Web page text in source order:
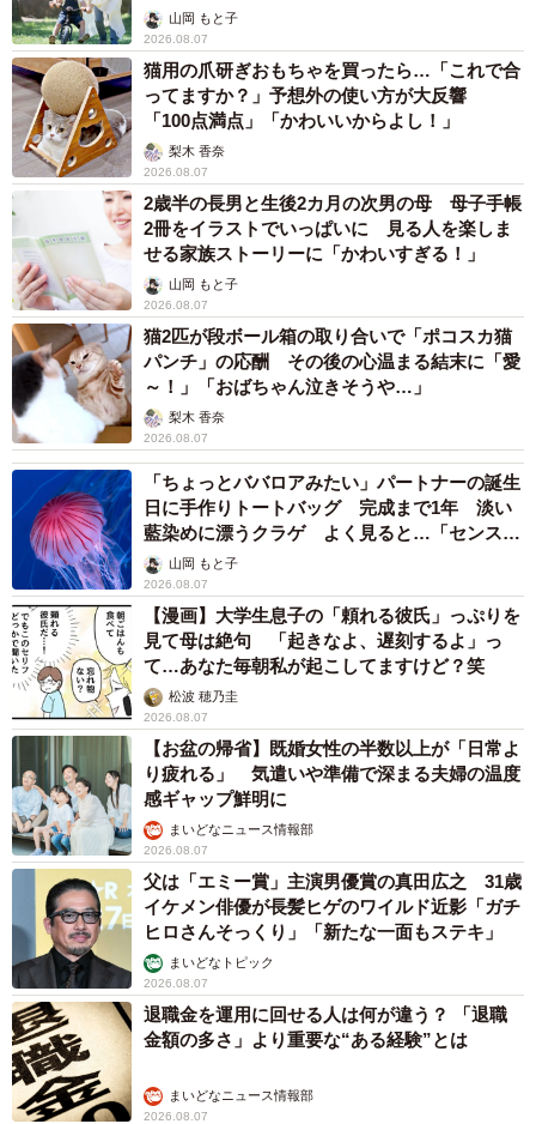
へんが…
山岡 もと子
2026.08.07
猫用の爪研ぎおもちゃを買ったら…「これで合
ってますか？」予想外の使い方が大反響
「100点満点」「かわいいからよし！」
梨木 香奈
2026.08.07
2歳半の長男と生後2カ月の次男の母 母子手帳
2冊をイラストでいっぱいに 見る人を楽しま
せる家族ストーリーに「かわいすぎる！」
山岡 もと子
2026.08.07
猫2匹が段ボール箱の取り合いで「ポコスカ猫
パンチ」の応酬 その後の心温まる結末に「愛
～！」「おばちゃん泣きそうや…」
梨木 香奈
2026.08.07
「ちょっとババロアみたい」パートナーの誕生
日に手作りトートバッグ 完成まで1年 淡い
藍染めに漂うクラゲ よく見ると…「センスす
ごい」山岡 もと子
2026.08.07
【漫画】大学生息子の「頼れる彼氏」っぷりを
見て母は絶句 「起きなよ、遅刻するよ」っ
て…あなた毎朝私が起こしてますけど？笑
松波 穂乃圭
2026.08.07
【お盆の帰省】既婚女性の半数以上が「日常よ
り疲れる」 気遣いや準備で深まる夫婦の温度
感ギャップ鮮明に
まいどなニュース情報部
2026.08.07
父は「エミー賞」主演男優賞の真田広之 31歳
イケメン俳優が長髪ヒゲのワイルド近影「ガチ
ヒロさんそっくり」「新たな一面もステキ」
まいどなトピック
2026.08.07
退職金を運用に回せる人は何が違う？ 「退職
金額の多さ」より重要な“ある経験”とは
まいどなニュース情報部
2026.08.07